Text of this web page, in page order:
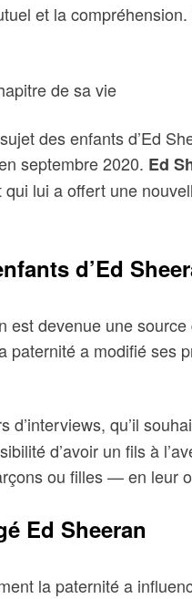
et la compréhension.
de sa vie
des enfants d’Ed
septembre 2020. Ed
lui a offert une
d’Ed
devenue une source
paternité a modifié ses
d’interviews, qu’il
d’avoir un fils à
ou filles — en leur
Ed Sheeran
la paternité a